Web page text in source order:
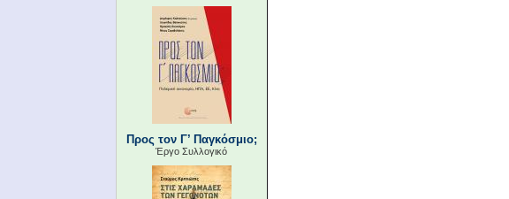
Προς τον Γ’ Παγκόσμιο;
Έργο Συλλογικό